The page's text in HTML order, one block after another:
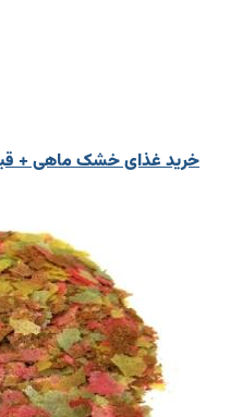
خرید غذای خشک ماهی +